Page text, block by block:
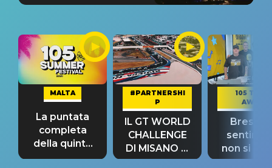
MALTA
La puntata
completa
della quinta
tappa
#PARTNERSHI
P
IL GT WORLD
CHALLENGE
DI MISANO si
riconferma
105 TAKE
AWAY
Bresh:
non si
fino alla